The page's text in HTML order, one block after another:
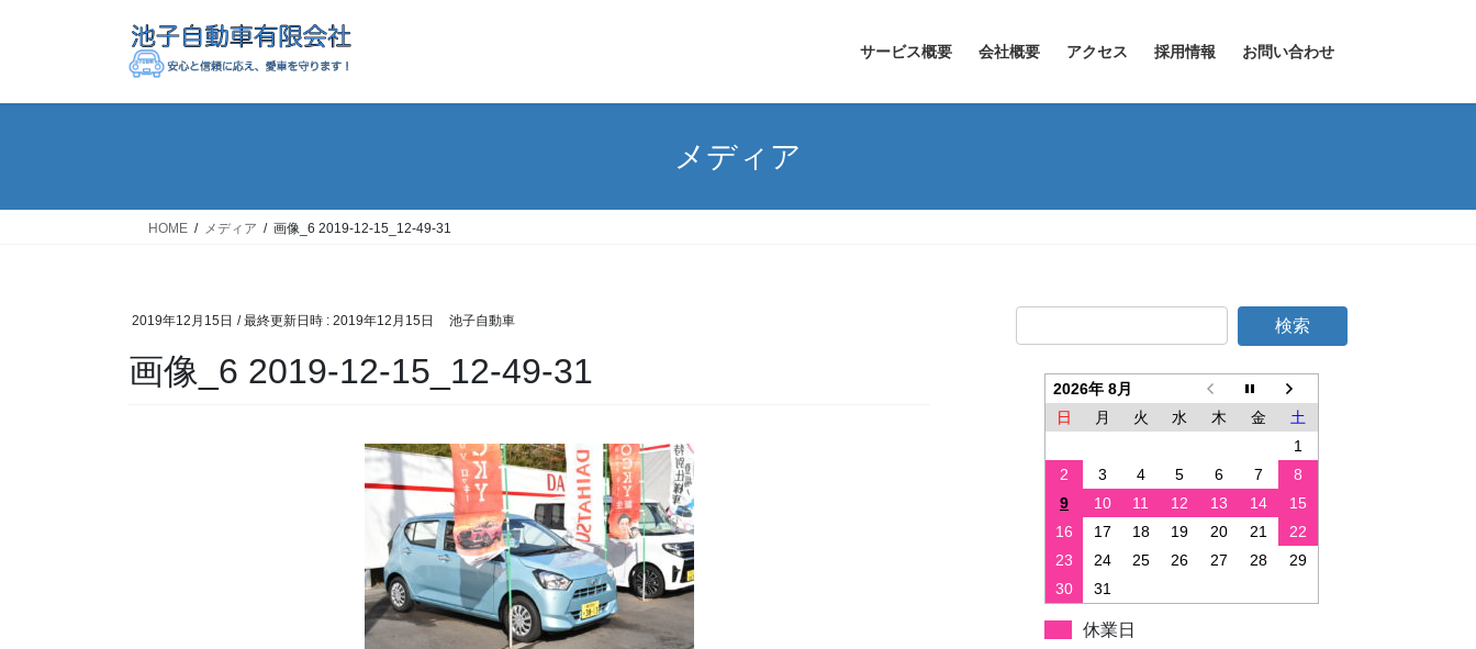
サービス概要 会社概要 アクセス 採用情報 お問い合わせ
メディア
HOME メディア 画像_6 2019-12-15_12-49-31
2019年12月15日 / 最終更新日時 : 2019年12月15日 池子自動車
画像_6 2019-12-15_12-49-31
2026年 8月
日
月 火 水 木 金
土
1
2
3 4 5 6 7
8
9
10 11 12 13 14
15
16
17 18 19 20 21
22
23
24 25 26 27 28
29
30
31
休業日